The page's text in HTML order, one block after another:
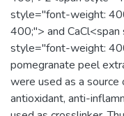
style="font-weight:
400;"> and
style="font-weight:
pomegranate peel
were used as a source
antioxidant, anti-